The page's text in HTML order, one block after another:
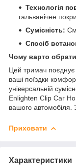
Технологія
гальванічне
Сумісність:
Спосіб
Чому варто
Цей тримач поєднує
ваші поїздки
універсальній
Enlighten Clip Car
вашого автомобіля.
Приховати
Характеристики